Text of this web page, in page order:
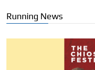
Running News